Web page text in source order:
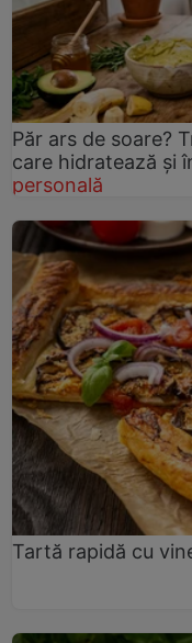
Păr ars de soare?
care hidratează și
personală
Tartă rapidă cu